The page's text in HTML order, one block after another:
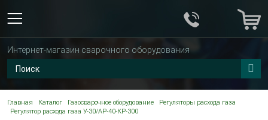
Интернет-магазин сварочного оборудования
Главная Каталог Газосварочное оборудование
Регуляторы расхода газа
Регулятор расхода газа У-30/АР-40-КР-300